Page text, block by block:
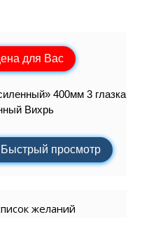
для Вас
400мм 3 глазка
Вихрь
Быстрый просмотр
желаний